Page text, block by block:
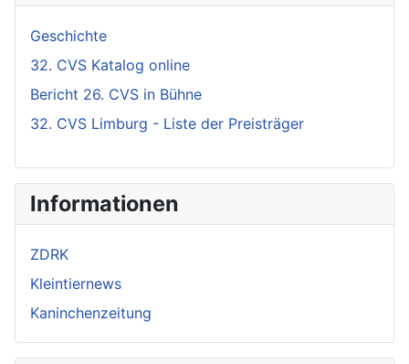
Geschichte
32. CVS Katalog online
Bericht 26. CVS in Bühne
32. CVS Limburg - Liste der Preisträger
Informationen
ZDRK
Kleintiernews
Kaninchenzeitung